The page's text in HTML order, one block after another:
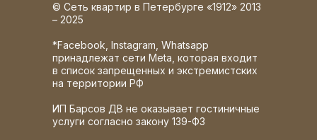
© Сеть квартир в Петербурге «1912» 2013
– 2025
*Facebook, Instagram, Whatsapp
принадлежат сети Meta, которая входит
в список запрещенных и экстремистских
на территории РФ
ИП Барсов ДВ не оказывает гостиничные
услуги согласно закону 139-ФЗ